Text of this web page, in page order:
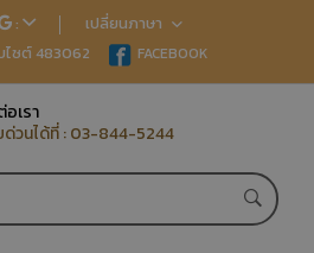
:
CN
เปลี่ยนภาษา
ไซต์ 483062
FACEBOOK
เรา
วนได้ที่ :03-844-5244